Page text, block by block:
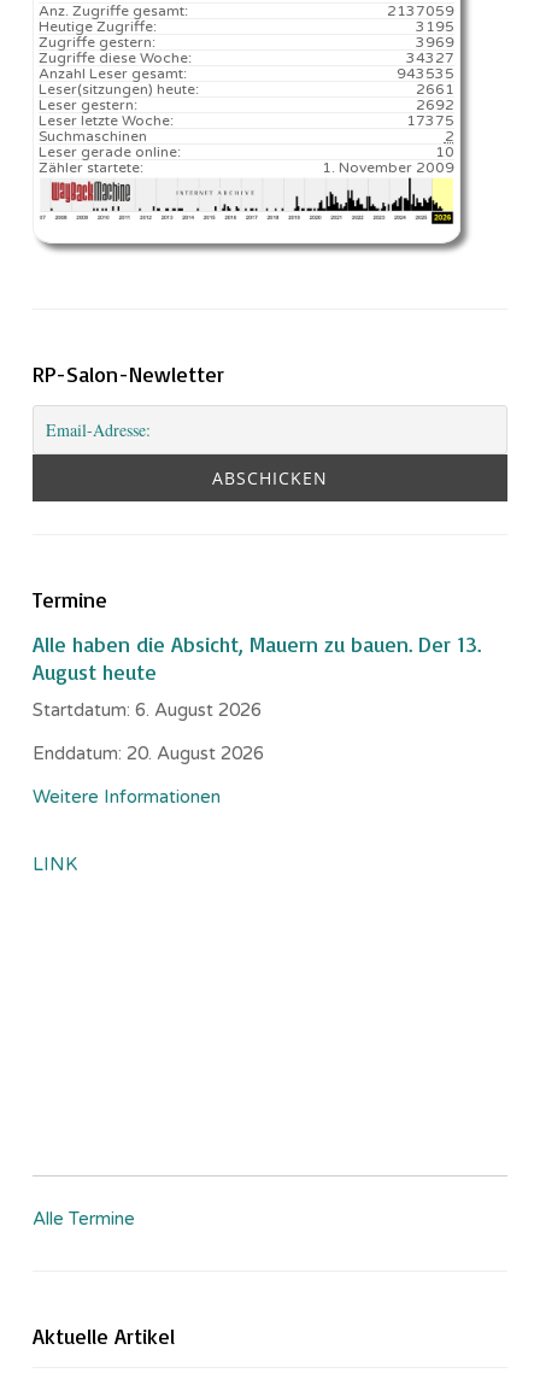
2137059
Anz. Zugriffe gesamt:
3195
Heutige Zugriffe:
3969
Zugriffe gestern:
34327
Zugriffe diese Woche:
943535
Anzahl Leser gesamt:
2661️
Leser(sitzungen) heute:
2692
Leser gestern:
17375️
Leser letzte Woche:
2
Suchmaschinen
10
Leser gerade online:
1. November 2009
Zähler startete:
RP-Salon-Newletter
Termine
Alle haben die Absicht, Mauern zu bauen. Der 13.
August heute
Startdatum: 6. August 2026
Enddatum: 20. August 2026
Weitere Informationen
LINK
Alle Termine
Aktuelle Artikel